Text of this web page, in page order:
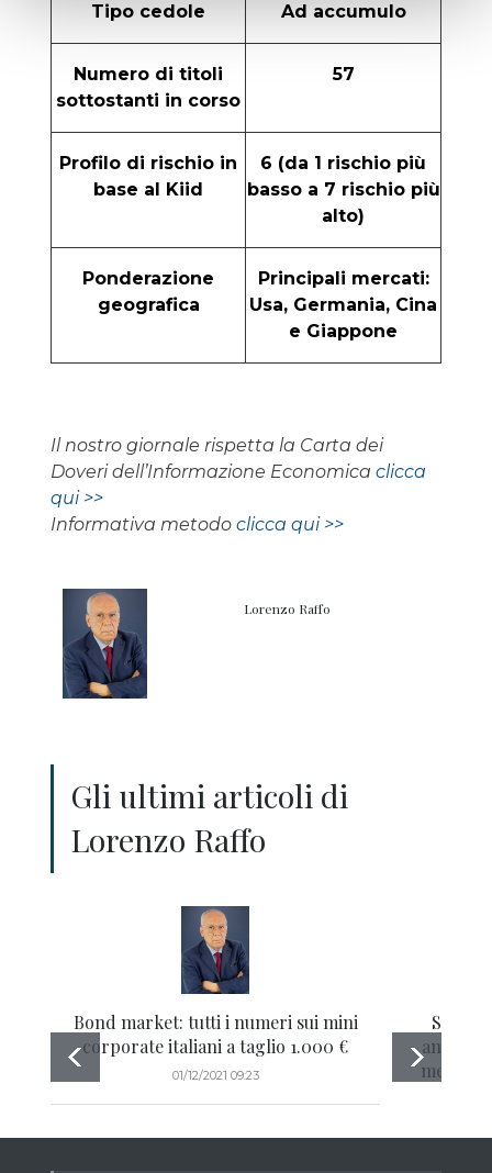
Tipo cedole Ad accumulo
Numero di titoli
sottostanti in corso
57
Profilo di rischio in
base al Kiid
6 (da 1 rischio più
basso a 7 rischio più
alto)
Ponderazione
geografica
Principali mercati:
Usa, Germania, Cina
e Giappone
Il nostro giornale rispetta la Carta dei
Doveri dell’Informazione Economica clicca
qui >>
Informativa metodo clicca qui >>
Lorenzo Raffo
Gli ultimi articoli di
Lorenzo Raffo
Bond market: tutti i numeri sui mini
corporate italiani a taglio 1.000 €
01/12/2021 09:23
SOS
anche
mese